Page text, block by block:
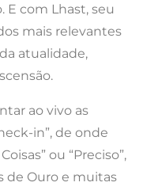
E com Lhast, seu
mais relevantes
atualidade,
ao vivo as
in”, de onde
ou “Preciso”,
de Ouro e muitas